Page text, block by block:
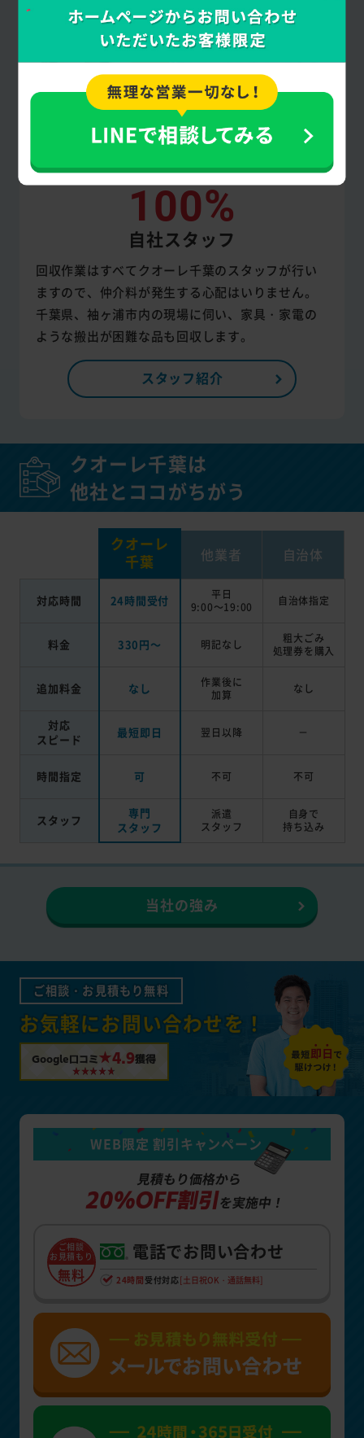
100%
自社スタッフ
回収作業はすべてクオーレ千葉のスタッフが行い
ますので、仲介料が発生する心配はいりません。
千葉県、袖ヶ浦市内の現場に伺い、家具・家電の
ような搬出が困難な品も回収します。
スタッフ紹介
クオーレ千葉は
他社とココがちがう
クオーレ
千葉
他業者 自治体
対応時間 24時間受付
平日
9:00～19:00
自治体指定
料金 330円～ 明記なし
粗大ごみ
処理券を 購入
追加料金 なし
作業後に
加算
なし
対応
スピード
最短即日 翌日以降 －
時間指定 可 不可 不可
スタッフ
専門
スタッフ
派遣
スタッフ
自身で
持ち込み
当社の強み
ご相談・お見積もり無料
お気軽にお問い合わせを！
Google口コミ ★4.9獲得
WEB限定 割引キャンペーン
見積もり価格から
20%OFF割引を実施中！
ご相談
お見積もり
無料
電話でお問い合わせ
24時間 受付対応 [土日祝OK・通話無料]